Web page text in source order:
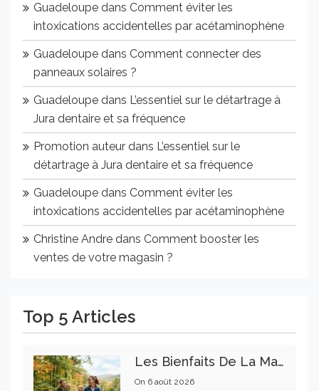
Guadeloupe dans Comment éviter les
intoxications accidentelles par acétaminophène
Guadeloupe dans Comment connecter des
panneaux solaires ?
Guadeloupe dans L’essentiel sur le détartrage à
Jura dentaire et sa fréquence
Promotion auteur dans L’essentiel sur le
détartrage à Jura dentaire et sa fréquence
Guadeloupe dans Comment éviter les
intoxications accidentelles par acétaminophène
Christine Andre dans Comment booster les
ventes de votre magasin ?
Top 5 Articles
Les Bienfaits De La Marche Sur La Santé Physique Et Mentale
On 6 août 2026